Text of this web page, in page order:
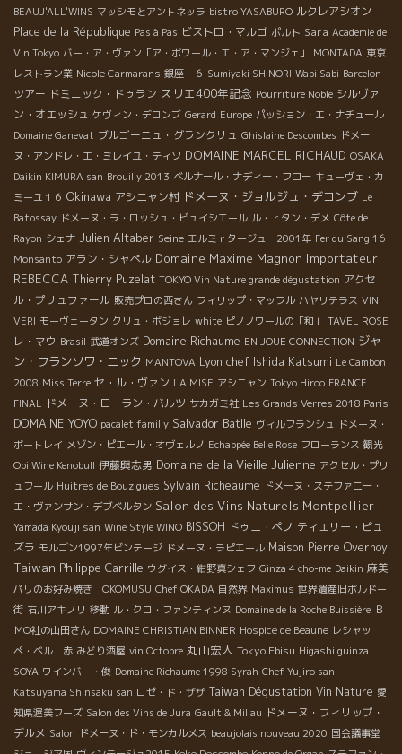
BEAUJ'ALL'WINS マッシモとアントネッラ bistro YASABURO ルクレアシオン
Place de la République Pas à Pas ビストロ・マルゴ ポルト Sara Academie de
Vin Tokyo バー・ア・ヴァン「ア・ボワール・エ・ア・マンジェ」 MONTADA 東京
レストラン業 Nicole Carmarans 銀座 ６ Sumiyaki SHINORI Wabi Sabi Barcelon
ツアー ドミニック・ドゥラン スリエ400年記念 Pourriture Noble シルヴァ
ン・オエッシュ ケヴィン・デコンブ Gerard Europe パッション・エ・ナチュール
Domaine Ganevat ブルゴーニュ・グランクリュ Ghislaine Descombes ドメー
ヌ・アンドレ・エ・ミレイユ・ティソ DOMAINE MARCEL RICHAUD OSAKA
Daikin KIMURA san Brouilly 2013 ベルナール・ナディー・フコー キューヴェ・カ
ミーユ１６ Okinawa アシニャン村 ドメーヌ・ジョルジュ・デコンブ Le
Batossay ドメーヌ・ラ・ロッシュ・ビュイシエール ル・ｒタン・デメ Côte de
Rayon シェナ Julien Altaber Seine エルミｒタージュ 2001年 Fer du Sang 16
Monsanto アラン・シャペル Domaine Maxime Magnon Importateur
REBECCA Thierry Puzelat TOKYO Vin Nature grande dégustation アクセ
ル・プリュファール 販売プロの西さん フィリップ・マッフル ハヤリテラス VINI
VERI モーヴェータン クリュ・ボジョレ white ピノノワールの「和」 TAVEL ROSE
レ・マウ Brasil 武道オンズ Domaine Richaume EN JOUE CONNECTION ジャ
ン・フランソワ・ニック MANTOVA Lyon chef Ishida Katsumi Le Cambon
2008 Miss Terre セ・ル・ヴァン LA MISE アシニャン Tokyo Hiroo FRANCE
FINAL ドメーヌ・ローラン・バルツ サカガミ社 Les Grands Verres 2018 Paris
DOMAINE YOYO pacalet familly Salvador Batlle ヴィルフランシュ ドメーヌ・
ボートレイ メゾン・ピエール・オヴェルノ Echappée Belle Rose フローランス 観光
Obi Wine Kenobull 伊藤與志男 Domaine de la Vieille Julienne アクセル・プリ
ュフール Huitres de Bouzigues Sylvain Richeaume ドメーヌ・ステファニー・
エ・ヴァンサン・デブベルタン Salon des Vins Naturels Montpellier
Yamada Kyouji san Wine Style WINO BISSOH ドゥニ・ペノ ティエリー・ピュ
ズラ モルゴン1997年ビンテージ ドメーヌ・ラピエール Maison Pierre Overnoy
Taiwan Philippe Carrille ウグイス・紺野真シェフ Ginza 4 cho-me Daikin 麻美
パリのお好み焼き OKOMUSU Chef OKADA 自然界 Maximus 世界遺産旧ボルドー
街 石川アキノリ 移動 ル・クロ・ファンティンヌ Domaine de la Roche Buissière Ｂ
ＭО社の山田さん DOMAINE CHRISTIAN BINNER Hospice de Beaune レシャッ
ペ・ベル 赤 みどり酒屋 vin Octobre 丸山宏人 Tokyo Ebisu Higashi guinza
SOYA ワインバー・俊 Domaine Richaume 1998 Syrah Chef Yujiro san
Katsuyama Shinsaku san ロゼ・ド・ザザ Taiwan Dégustation Vin Nature 愛
知県渥美フーズ Salon des Vins de Jura Gault & Millau ドメーヌ・フィリップ・
デルメ Salon ドメーヌ・ド・モンカルメス beaujolais nouveau 2020 国会議事堂